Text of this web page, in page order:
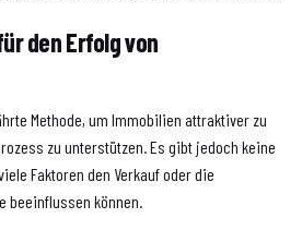
den Erfolg von
Methode, um Immobilien attraktiver zu
zu unterstützen. Es gibt jedoch keine
Faktoren den Verkauf oder die
beeinflussen können.